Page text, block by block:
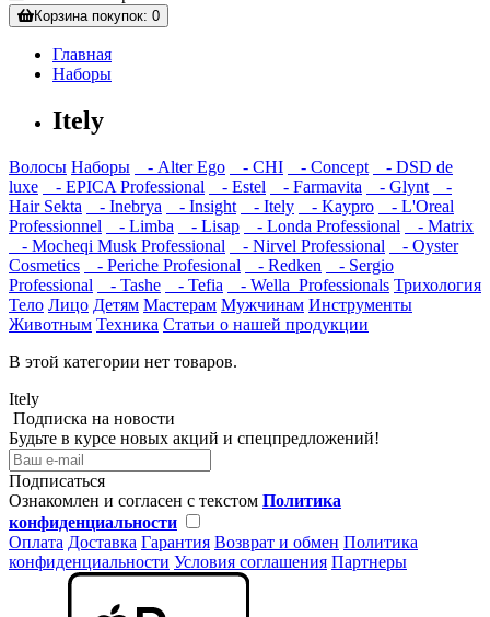
Корзинапокупок: 0
Главная
Наборы
Itely
Волосы Наборы - Alter Ego - CHI - Concept
- DSD de
luxe
- EPICA Professional - Estel - Farmavita - Glynt
-
Hair Sekta
- Inebrya - Insight - Itely - Kaypro
- L'Oreal
Professionnel
- Limba - Lisap - Londa Professional
- Matrix
- Mocheqi Musk Professional
- Nirvel Professional
- Oyster
Cosmetics
- Periche Profesional - Redken
- Sergio
Professional
- Tashe - Tefia - Wella_Professionals Трихология
Тело Лицо Детям Мастерам Мужчинам Инструменты
Животным Техника Статьи о нашей продукции
В этой категории нет товаров.
Itely
Подписка на новости
Будьте в курсе новых акций и спецпредложений!
Подписаться
Ознакомлен и согласен с текстом Политика
конфиденциальности
Оплата Доставка Гарантия Возврат и обмен Политика
конфиденциальности Условия соглашения Партнеры